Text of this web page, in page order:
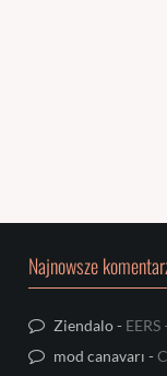
Najnowsze
Ziendalo-
mod canavarı -